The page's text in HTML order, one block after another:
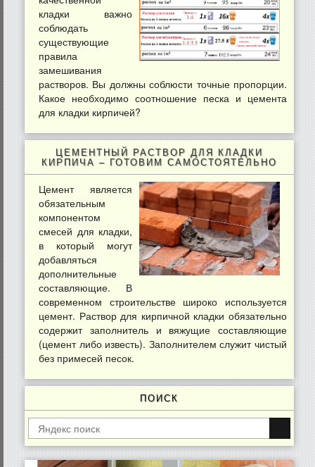
кладки важно
соблюдать
существующие
правила
замешивания
растворов. Вы должны соблюсти точные пропорции.
Какое необходимо соотношение песка и цемента
для кладки кирпичей?
ЦЕМЕНТНЫЙ РАСТВОР ДЛЯ КЛАДКИ
КИРПИЧА – ГОТОВИМ САМОСТОЯТЕЛЬНО
Цемент является
обязательным
компонентом
смесей для кладки,
в который могут
добавляться
дополнительные
составляющие. В
современном строительстве широко используется
цемент. Раствор для кирпичной кладки обязательно
содержит заполнитель и вяжущие составляющие
(цемент либо известь). Заполнителем служит чистый
без примесей песок.
ПОИСК